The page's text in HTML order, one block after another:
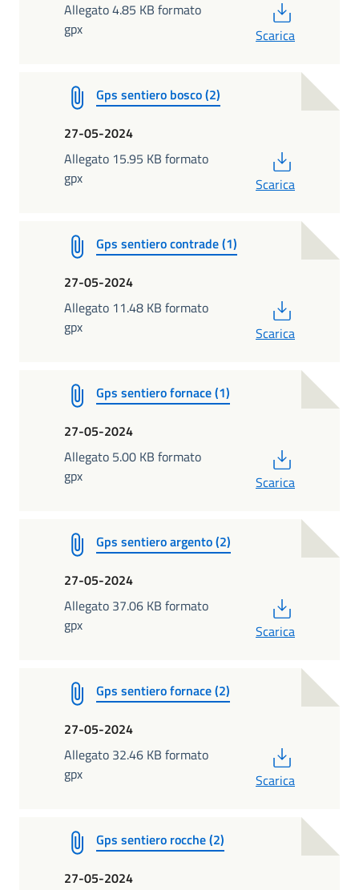
Allegato 4.85 KB formato
gpx
Scarica
Gps sentiero bosco (2)
27-05-2024
Allegato 15.95 KB formato
gpx
Scarica
Gps sentiero contrade (1)
27-05-2024
Allegato 11.48 KB formato
gpx
Scarica
Gps sentiero fornace (1)
27-05-2024
Allegato 5.00 KB formato
gpx
Scarica
Gps sentiero argento (2)
27-05-2024
Allegato 37.06 KB formato
gpx
Scarica
Gps sentiero fornace (2)
27-05-2024
Allegato 32.46 KB formato
gpx
Scarica
Gps sentiero rocche (2)
27-05-2024